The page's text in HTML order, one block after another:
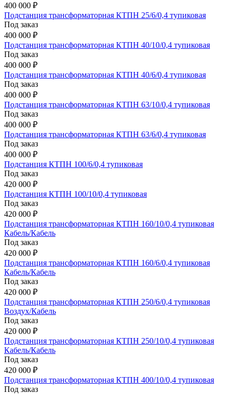
400 000 ₽
Подстанция трансформаторная КТПН 25/6/0,4 тупиковая
Под заказ
400 000 ₽
Подстанция трансформаторная КТПН 40/10/0,4 тупиковая
Под заказ
400 000 ₽
Подстанция трансформаторная КТПН 40/6/0,4 тупиковая
Под заказ
400 000 ₽
Подстанция трансформаторная КТПН 63/10/0,4 тупиковая
Под заказ
400 000 ₽
Подстанция трансформаторная КТПН 63/6/0,4 тупиковая
Под заказ
400 000 ₽
Подстанция КТПН 100/6/0,4 тупиковая
Под заказ
420 000 ₽
Подстанция КТПН 100/10/0,4 тупиковая
Под заказ
420 000 ₽
Подстанция трансформаторная КТПН 160/10/0,4 тупиковая
Кабель/Кабель
Под заказ
420 000 ₽
Подстанция трансформаторная КТПН 160/6/0,4 тупиковая
Кабель/Кабель
Под заказ
420 000 ₽
Подстанция трансформаторная КТПН 250/6/0,4 тупиковая
Воздух/Кабель
Под заказ
420 000 ₽
Подстанция трансформаторная КТПН 250/10/0,4 тупиковая
Кабель/Кабель
Под заказ
420 000 ₽
Подстанция трансформаторная КТПН 400/10/0,4 тупиковая
Под заказ